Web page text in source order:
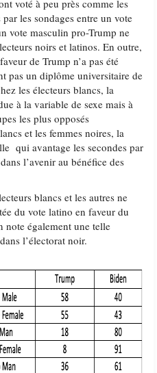
voté à peu près comme les
les sondages entre un vote
vote masculin pro-Trump ne
noirs et latinos. En outre,
de Trump n’a pas été
pas un diplôme universitaire de
les électeurs blancs, la
à la variable de sexe mais à
les plus opposés
et les femmes noires, la
qui avantage les secondes par
l’avenir au bénéfice des
blancs et les autres ne
du vote latino en faveur du
également une telle
l’électorat noir.